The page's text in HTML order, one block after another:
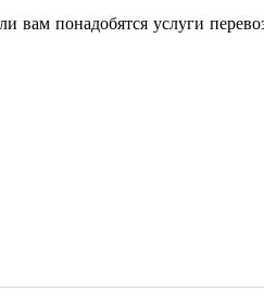
вам понадобятся услуги